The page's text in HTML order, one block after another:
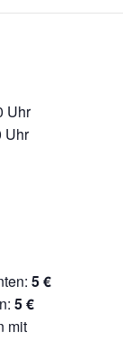
Uhr
Uhr
5 €
5 €
mit